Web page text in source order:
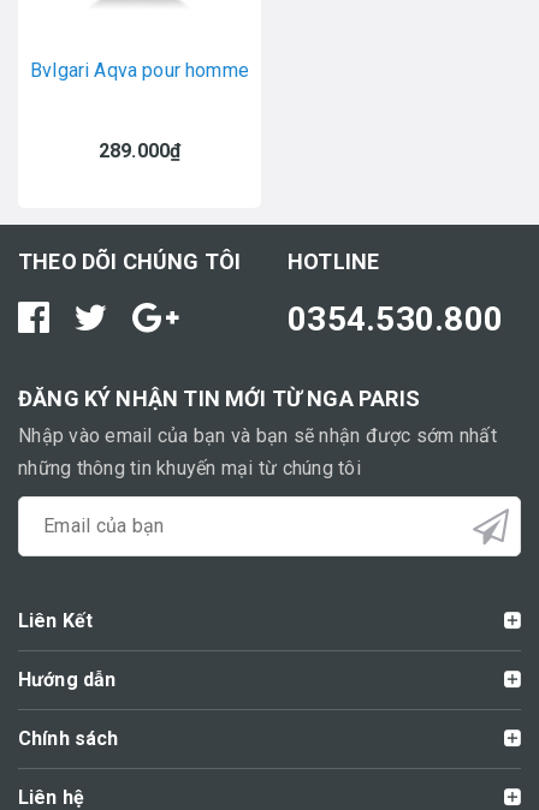
Bvlgari Aqva pour homme
289.000₫
THEO DÕI CHÚNG TÔI HOTLINE
0354.530.800
ĐĂNG KÝ NHẬN TIN MỚI TỪ NGA PARIS
Nhập vào email của bạn và bạn sẽ nhận được sớm nhất
những thông tin khuyến mại từ chúng tôi
Liên Kết
Hướng dẫn
Chính sách
Liên hệ